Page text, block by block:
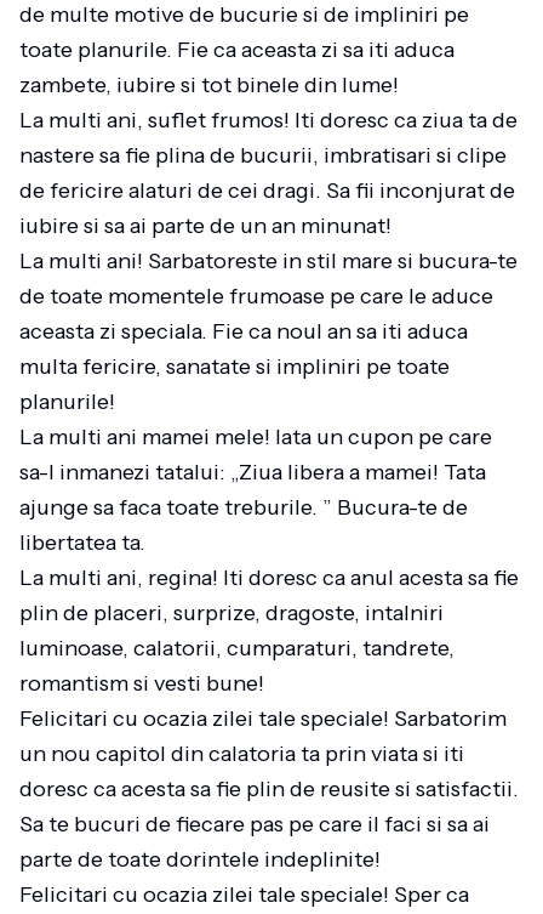
de multe motive de bucurie si de impliniri pe
toate planurile. Fie ca aceasta zi sa iti aduca
zambete, iubire si tot binele din lume!
La multi ani, suflet frumos! Iti doresc ca ziua ta de
nastere sa fie plina de bucurii, imbratisari si clipe
de fericire alaturi de cei dragi. Sa fii inconjurat de
iubire si sa ai parte de un an minunat!
La multi ani! Sarbatoreste in stil mare si bucura-te
de toate momentele frumoase pe care le aduce
aceasta zi speciala. Fie ca noul an sa iti aduca
multa fericire, sanatate si impliniri pe toate
planurile!
La multi ani mamei mele! Iata un cupon pe care
sa-l inmanezi tatalui: „Ziua libera a mamei! Tata
ajunge sa faca toate treburile. ” Bucura-te de
libertatea ta.
La multi ani, regina! Iti doresc ca anul acesta sa fie
plin de placeri, surprize, dragoste, intalniri
luminoase, calatorii, cumparaturi, tandrete,
romantism si vesti bune!
Felicitari cu ocazia zilei tale speciale! Sarbatorim
un nou capitol din calatoria ta prin viata si iti
doresc ca acesta sa fie plin de reusite si satisfactii.
Sa te bucuri de fiecare pas pe care il faci si sa ai
parte de toate dorintele indeplinite!
Felicitari cu ocazia zilei tale speciale! Sper ca